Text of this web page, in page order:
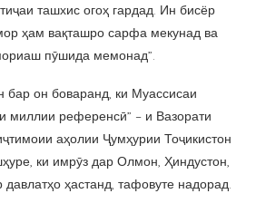
ташхис огоҳ гардад. Ин бисёр
ҳам вақташро сарфа мекунад ва
пӯшида мемонад”.
бар он боваранд, ки Муассисаи
миллии референсӣ” – и Вазорати
аҳолии Ҷумҳурии Тоҷикистон
ки имрӯз дар Олмон, Ҳиндустон,
ҳастанд, тафовуте надорад.